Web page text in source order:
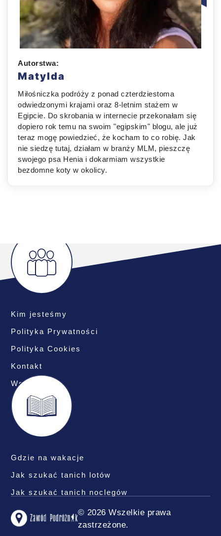
Autorstwa:
Matylda
Miłośniczka podróży z ponad czterdziestoma
odwiedzonymi krajami oraz 8-letnim stażem w
Egipcie. Do skrobania w internecie przekonałam się
dopiero rok temu na swoim "egipskim" blogu, ale już
teraz mogę powiedzieć, że kocham to co robię. Jak
nie siedzę tutaj, działam w branży MLM, pieszczę
swojego psa Henia i dokarmiam wszystkie
bezdomne koty w okolicy.
Kim jesteśmy
Polityka Prywatności
Polityka Cookies
Kontakt
Współpraca
Gdzie na wakacje
Jak szukać tanich lotów
Jak szukać tanich noclegów
© 2026 Wszelkie prawa
zastrzeżone.